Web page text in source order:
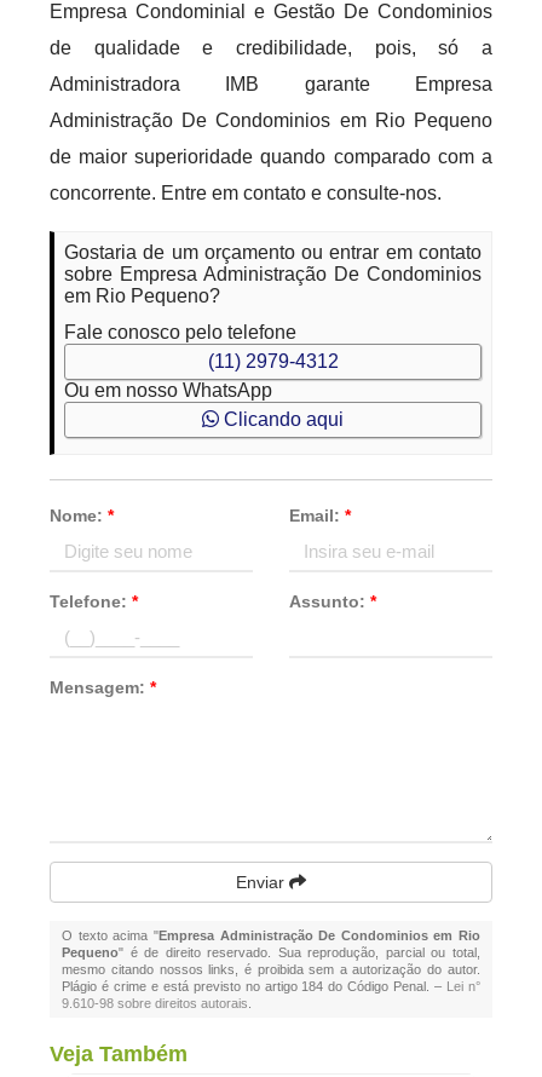
Empresa Condominial e Gestão De Condominios
de qualidade e credibilidade, pois, só a
Administradora IMB garante Empresa
Administração De Condominios em Rio Pequeno
de maior superioridade quando comparado com a
concorrente. Entre em contato e consulte-nos.
Gostaria de um orçamento ou entrar em contato
sobre Empresa Administração De Condominios
em Rio Pequeno?
Fale conosco pelo telefone
(11) 2979-4312
Ou em nosso WhatsApp
Clicando aqui
Nome:* Email: *
Telefone:* Assunto: *
Mensagem:*
Enviar
O texto acima "Empresa Administração De Condominios em Rio
Pequeno" é de direito reservado. Sua reprodução, parcial ou total,
mesmo citando nossos links, é proibida sem a autorização do autor.
Plágio é crime e está previsto no artigo 184 do Código Penal. – Lei n°
9.610-98 sobre direitos autorais
Veja Também